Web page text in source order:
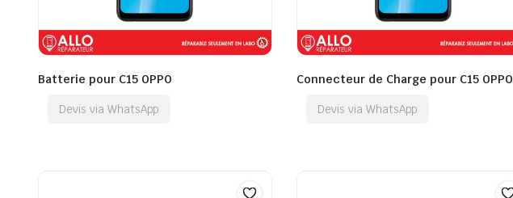
Batterie pour C15 OPPO
Devis via WhatsApp
Connecteur de Charge pour C15 OPPO
Devis via WhatsApp